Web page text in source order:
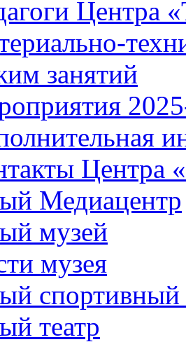
Центра
занятий
Центра
Медиацентр
музей
музея
спортивный
театр